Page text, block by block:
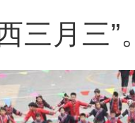
三月三”。